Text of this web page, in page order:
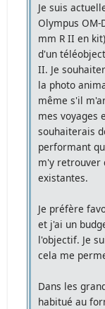
Je suis
Olympus OM-
mm R II en
d'un
II. Je
la photo
même s'il
mes voyages
souhaiterais
performant
m'y retrouver
existantes.
Je préfère
et j'ai un
l'objectif. Je
cela me
Dans les
habitué au